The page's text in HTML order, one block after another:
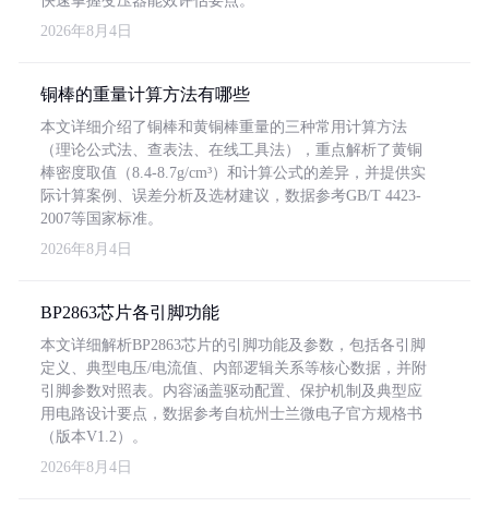
2026年8月4日
铜棒的重量计算方法有哪些
本文详细介绍了铜棒和黄铜棒重量的三种常用计算方法
（理论公式法、查表法、在线工具法），重点解析了黄铜
棒密度取值（8.4-8.7g/cm³）和计算公式的差异，并提供实
际计算案例、误差分析及选材建议，数据参考GB/T 4423-
2007等国家标准。
2026年8月4日
BP2863芯片各引脚功能
本文详细解析BP2863芯片的引脚功能及参数，包括各引脚
定义、典型电压/电流值、内部逻辑关系等核心数据，并附
引脚参数对照表。内容涵盖驱动配置、保护机制及典型应
用电路设计要点，数据参考自杭州士兰微电子官方规格书
（版本V1.2）。
2026年8月4日